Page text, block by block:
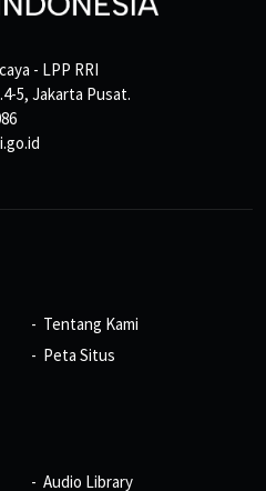
- LPP RRI
5, Jakarta Pusat.
Tentang Kami
Peta Situs
Audio Library